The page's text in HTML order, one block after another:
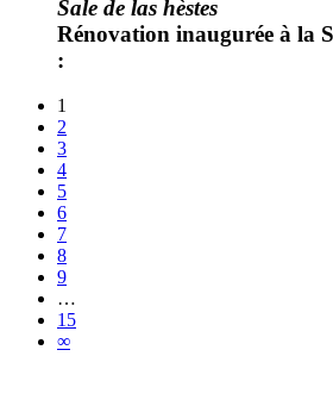
Sale de las hèstes
Rénovation inaugurée à la
:
1
2
3
4
5
6
7
8
9
…
15
∞